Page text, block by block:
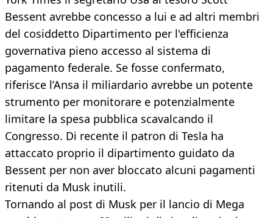
Bessent avrebbe concesso a lui e ad altri membri
del cosiddetto Dipartimento per l'efficienza
governativa pieno accesso al sistema di
pagamento federale. Se fosse confermato,
riferisce l’Ansa il miliardario avrebbe un potente
strumento per monitorare e potenzialmente
limitare la spesa pubblica scavalcando il
Congresso. Di recente il patron di Tesla ha
attaccato proprio il dipartimento guidato da
Bessent per non aver bloccato alcuni pagamenti
ritenuti da Musk inutili.
Tornando al post di Musk per il lancio di Mega